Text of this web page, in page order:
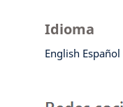
Idioma
English Español